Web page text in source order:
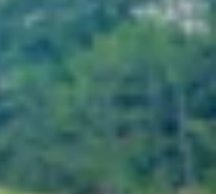
Tư vấn Khuyến
Thông báoKhách
thức ra
Elite và màn